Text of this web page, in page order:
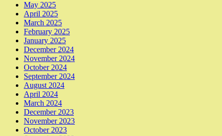
May 2025
April 2025
March 2025
February 2025
January 2025
December 2024
November 2024
October 2024
September 2024
August 2024
April 2024
March 2024
December 2023
November 2023
October 2023